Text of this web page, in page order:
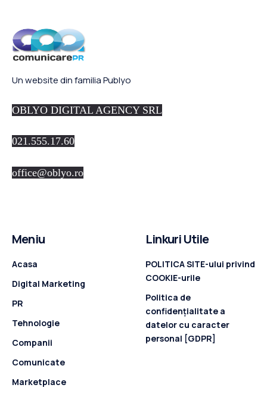
Un website din familia Publyo
OBLYO DIGITAL AGENCY SRL
021.555.17.60
office@oblyo.ro
Meniu
Acasa
Digital Marketing
PR
Tehnologie
Companii
Comunicate
Marketplace
Linkuri Utile
POLITICA SITE-ului privind
COOKIE-urile
Politica de
confidenţialitate a
datelor cu caracter
personal [GDPR]